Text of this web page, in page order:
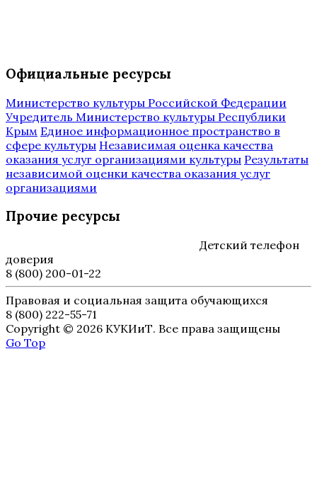
Официальные ресурсы
Министерство культуры Российской Федерации
Учредитель Министерство культуры Республики
Крым Единое информационное пространство в
сфере культуры Независимая оценка качества
оказания услуг организациями культуры Результаты
независимой оценки качества оказания услуг
организациями
Прочие ресурсы
Детский телефон
доверия
8 (800) 200-01-22
Правовая и социальная защита обучающихся
8 (800) 222-55-71
Copyright © 2026 КУКИиТ. Все права защищены
Go Top